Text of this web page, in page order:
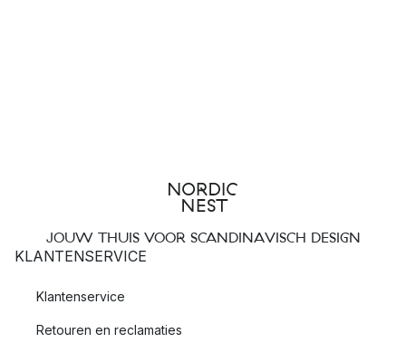
JOUW THUIS VOOR SCANDINAVISCH DESIGN
KLANTENSERVICE
Klantenservice
Retouren en reclamaties